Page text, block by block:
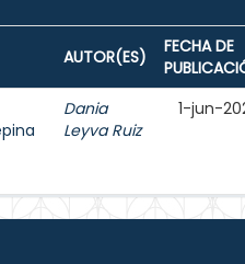
AUTOR(ES)
FECHA DE
Dania
Leyva Ruiz
1-jun-